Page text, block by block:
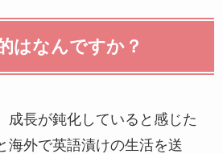
はなんですか？
成長が鈍化していると感じた
海外で英語漬けの生活を送